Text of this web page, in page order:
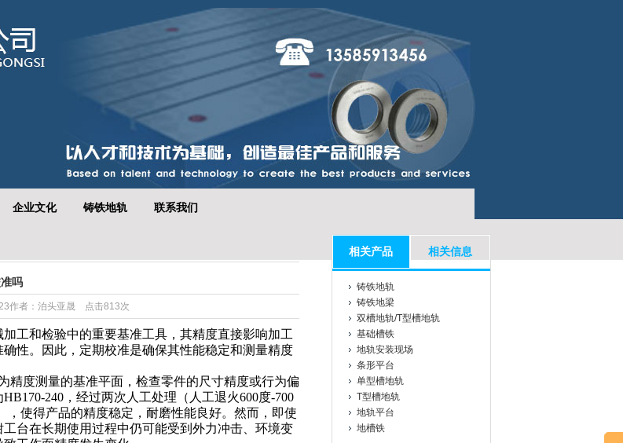
企业文化 铸铁地轨 联系我们
吗
作者：泊头亚晟 点击813次
加工和检验中的重要基准工具，其精度直接影响加工
确性。因此，定期校准是确保其性能稳定和测量精度
精度测量的基准平面，检查零件的尺寸精度或行为偏
240，经过两次人工处理（人工退火600度-700
，使得产品的精度稳定，耐磨性能良好。然而，即使
台在长期使用过程中仍可能受到外力冲击、环境变
相关产品 相关信息
铸铁地轨
铸铁地梁
双槽地轨/T型槽地轨
基础槽铁
地轨安装现场
条形平台
单型槽地轨
T型槽地轨
地轨平台
地槽铁